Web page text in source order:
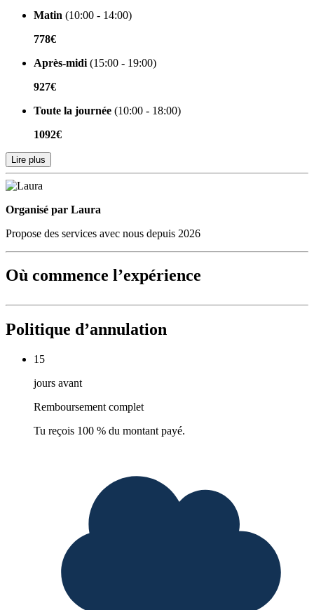
Matin (10:00 - 14:00)
778€
Après-midi (15:00 - 19:00)
927€
Toute la journée (10:00 - 18:00)
1092€
Lire plus
Organisé par
Organisé par Laura
Propose des services avec nous depuis 2026
Où commence l’expérience
Politique d’annulation
15
jours avant
Remboursement complet
Tu reçois 100 % du montant payé.